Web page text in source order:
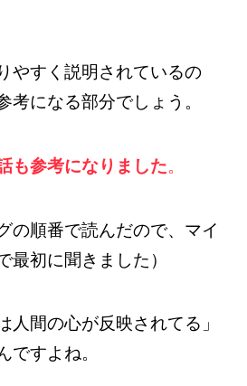
やすく説明されているの
考になる部分でしょう。
も参考になりました。
の順番で読んだので、マイ
最初に聞きました）
人間の心が反映されてる」
ですよね。